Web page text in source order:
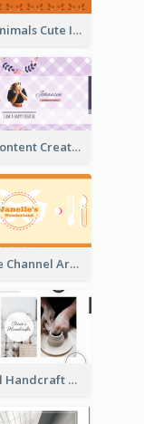
Tiger Animals Cute Illustration YouTube Channel Art
Violet Content Creator YouTube Channel Art
Youtube Channel Art Created For Personal Channel
Minimal Handcraft Tutorial Ceramics YouTube Channel Art